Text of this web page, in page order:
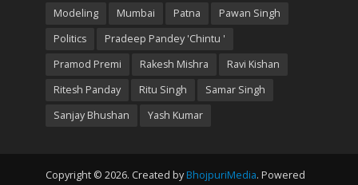
Modeling
Mumbai Patna
Pawan Singh
Politics
Pradeep Pandey 'Chintu '
Pramod Premi
Rakesh Mishra
Ravi Kishan
Ritesh Panday
Ritu Singh
Samar Singh
Sanjay Bhushan
Yash Kumar
Copyright © 2026. Created by BhojpuriMedia. Powered